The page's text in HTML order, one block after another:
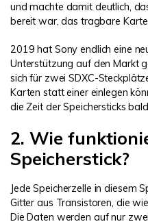
und machte damit deutlich,
bereit war, das tragbare
2019 hat Sony endlich eine
Unterstützung auf den Markt
sich für zwei SDXC-
Karten statt einer einlegen
die Zeit der Speichersticks
2. Wie
Speicherstick?
Jede Speicherzelle in diesem
Gitter aus Transistoren, die
Die Daten werden auf nur